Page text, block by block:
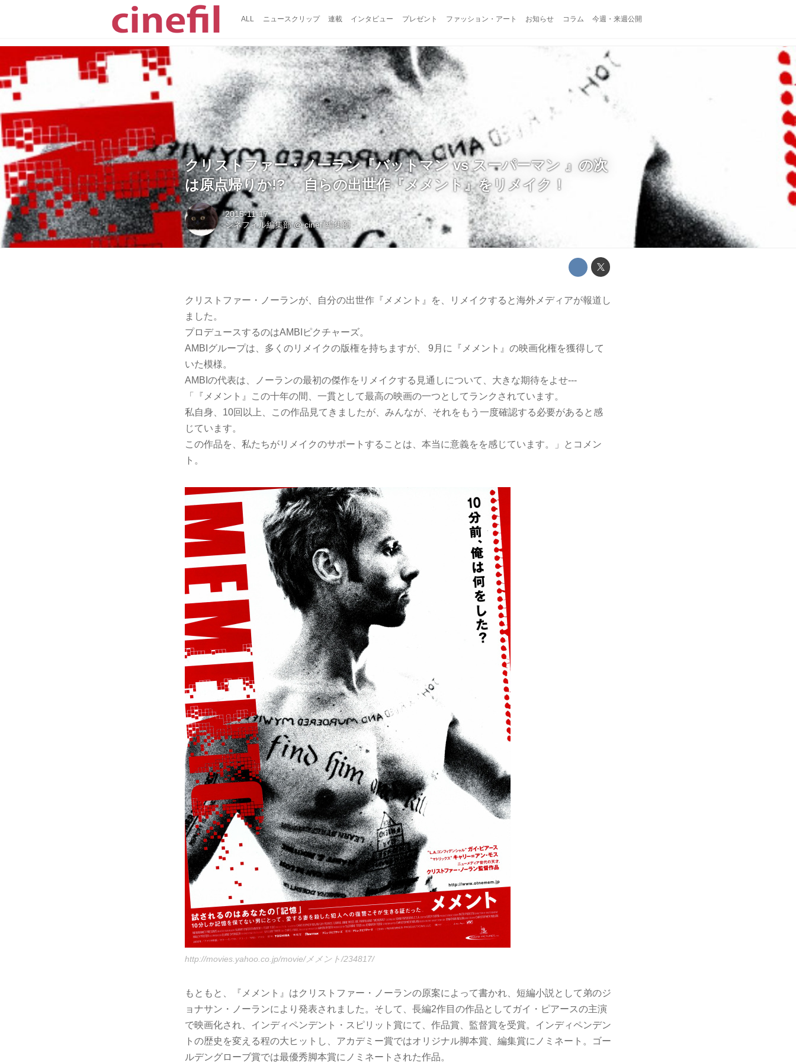
ALL ニュースクリップ 連載 インタビュー プレゼント ファッション・アート お知らせ コラム 今週・来週公開
クリストファー・ノーラン『バットマン vs スーパーマン 』の次
は原点帰りか!? 自らの出世作『メメント』をリメイク！
2015-11-17
シネフィル編集部@cinefil編集部
クリストファー・ノーランが、自分の出世作『メメント』を、リメイクすると海外メディアが報道し
ました。
プロデュースするのはAMBIピクチャーズ。
AMBIグループは、多くのリメイクの版権を持ちますが、 9月に『メメント』の映画化権を獲得して
いた模様。
AMBIの代表は、ノーランの最初の傑作をリメイクする見通しについて、大きな期待をよせ---
「『メメント』この十年の間、一貫として最高の映画の一つとしてランクされています。
私自身、10回以上、この作品見てきましたが、みんなが、それをもう一度確認する必要があると感
じています。
この作品を、私たちがリメイクのサポートすることは、本当に意義をを感じています。」とコメン
ト。
http://movies.yahoo.co.jp/movie/メメント/234817/
もともと、『メメント』はクリストファー・ノーランの原案によって書かれ、短編小説として弟のジ
ョナサン・ノーランにより発表されました。そして、長編2作目の作品としてガイ・ピアースの主演
で映画化され、インディペンデント・スピリット賞にて、作品賞、監督賞を受賞。インディペンデン
トの歴史を変える程の大ヒットし、アカデミー賞ではオリジナル脚本賞、編集賞にノミネート。ゴー
ルデングローブ賞では最優秀脚本賞にノミネートされた作品。